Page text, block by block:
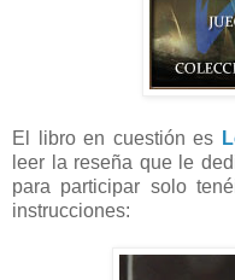
El libro en cuestión es
leer la reseña que le
para participar solo
instrucciones: